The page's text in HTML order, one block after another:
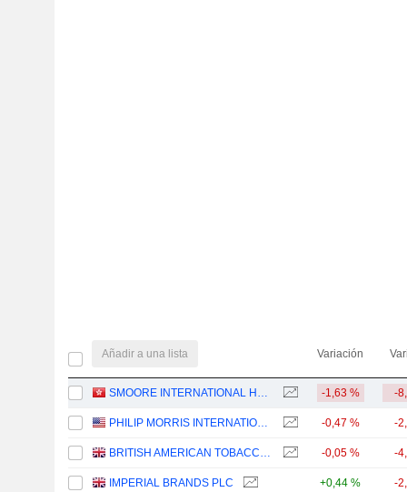
Añadir a una lista Variación
SMOORE INTERNATIONAL HOLDINGS LIMITED -1,63 % -
PHILIP MORRIS INTERNATIONAL, INC. -0,47 % -
BRITISH AMERICAN TOBACCO P.L.C. -0,05 % -
IMPERIAL BRANDS PLC +0,44 % -